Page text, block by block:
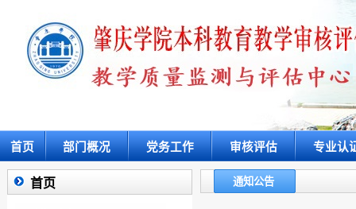
首页 部门概况 党务工作 审核评估 专业认
首页 通知公告